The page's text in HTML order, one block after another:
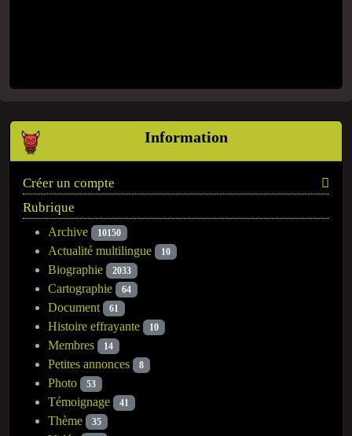
Information
Créer un compte
Rubrique
Archive 10150
Actualité multilingue 10
Biographie 2033
Cartographie 64
Document 61
Histoire effrayante 10
Membres 14
Petites annonces 8
Photo 53
Témoignage 41
Thème 35